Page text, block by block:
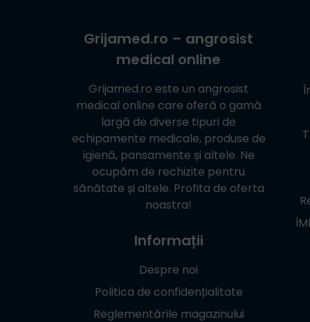
Grijamed.ro – angrosist
medical online
Grijamed.ro este un angrosist
medical online care oferă o gamă
largă de diverse tipuri de
echipamente medicale, produse de
igienă, pansamente și altele. Ne
ocupăm de rechizite pentru
sănătate și altele. Profita de oferta
noastra!
Informații
Despre noi
Politica de confidențialitate
Reglementările magazinului